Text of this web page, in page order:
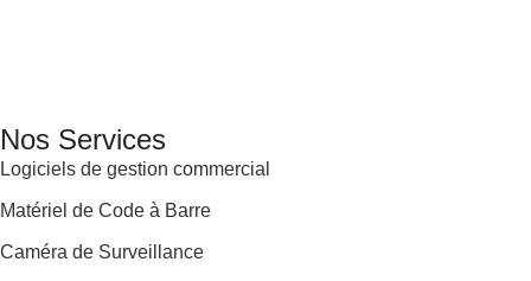
Nos Services
Logiciels de gestion commercial
Matériel de Code à Barre
Caméra de Surveillance